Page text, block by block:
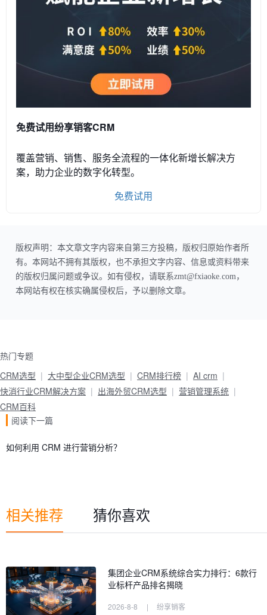
免费试用纷享销客CRM
覆盖营销、销售、服务全流程的一体化新增长解决方
案，助力企业的数字化转型。
免费试用
版权声明：本文章文字内容来自第三方投稿，版权归原始作者所
有。本网站不拥有其版权，也不承担文字内容、信息或资料带来
的版权归属问题或争议。如有侵权，请联系zmt@fxiaoke.com，
本网站有权在核实确属侵权后，予以删除文章。
热门专题
CRM选型
大中型企业CRM选型 CRM排行榜
AI crm
快消行业CRM解决方案
出海外贸CRM选型
营销管理系统
CRM百科
阅读下一篇
如何利用 CRM 进行营销分析？
相关推荐 猜你喜欢
集团企业CRM系统综合实力排行：6款行
业标杆产品排名揭晓
2026-8-8 | 纷享销客